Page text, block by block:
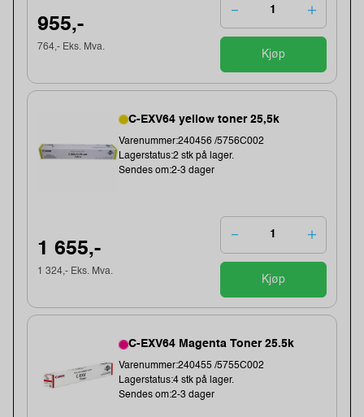
955,-
764,- Eks. Mva.
Kjøp
C-EXV64 yellow toner 25,5k
Varenummer:240456 /5756C002
Lagerstatus:2 stk på lager.
Sendes om:2-3 dager
1 655,-
1 324,- Eks. Mva.
Kjøp
C-EXV64 Magenta Toner 25.5k
Varenummer:240455 /5755C002
Lagerstatus:4 stk på lager.
Sendes om:2-3 dager